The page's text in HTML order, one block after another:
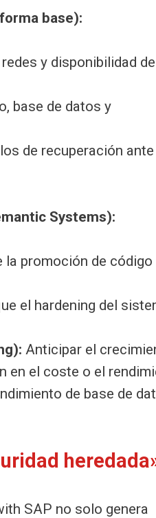
base):
y disponibilidad
base de datos y
de recuperación ante
Systems):
la promoción de código
el hardening del
Anticipar el
en el coste o el
de base de
SAP no solo genera